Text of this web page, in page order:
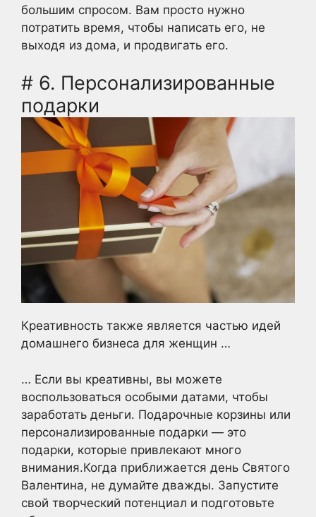
большим спросом. Вам просто нужно
потратить время, чтобы написать его, не
выходя из дома, и продвигать его.
# 6. Персонализированные
подарки
Креативность также является частью идей
домашнего бизнеса для женщин …
… Если вы креативны, вы можете
воспользоваться особыми датами, чтобы
заработать деньги. Подарочные корзины или
персонализированные подарки — это
подарки, которые привлекают много
внимания.Когда приближается день Святого
Валентина, не думайте дважды. Запустите
свой творческий потенциал и подготовьте